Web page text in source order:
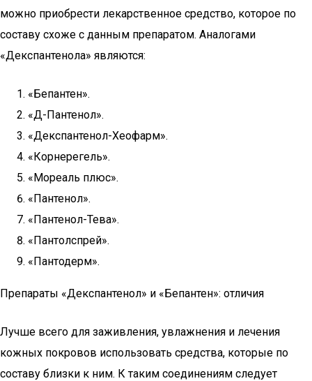
можно приобрести лекарственное средство, которое по
составу схоже с данным препаратом. Аналогами
«Декспантенола» являются:
«Бепантен».
«Д-Пантенол».
«Декспантенол-Хеофарм».
«Корнерегель».
«Мореаль плюс».
«Пантенол».
«Пантенол-Тева».
«Пантолспрей».
«Пантодерм».
Препараты «Декспантенол» и «Бепантен»: отличия
Лучше всего для заживления, увлажнения и лечения
кожных покровов использовать средства, которые по
составу близки к ним. К таким соединениям следует